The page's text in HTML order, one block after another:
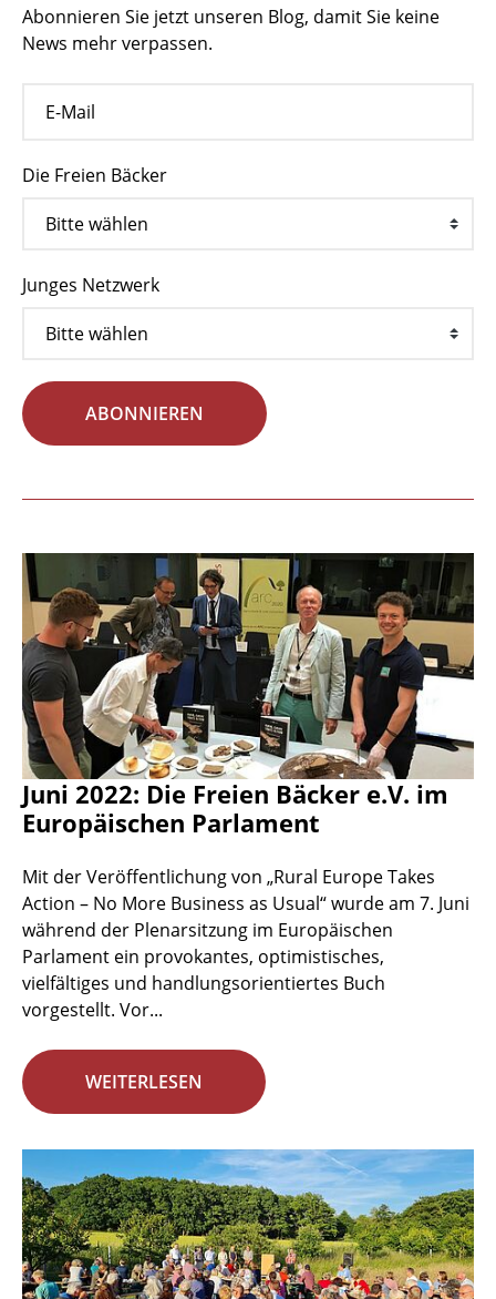
Abonnieren Sie jetzt unseren Blog, damit Sie keine
News mehr verpassen.
Die Freien Bäcker
Junges Netzwerk
ABONNIEREN
Juni 2022: Die Freien Bäcker e.V. im
Europäischen Parlament
Mit der Veröffentlichung von „Rural Europe Takes
Action – No More Business as Usual“ wurde am 7. Juni
während der Plenarsitzung im Europäischen
Parlament ein provokantes, optimistisches,
vielfältiges und handlungsorientiertes Buch
vorgestellt. Vor...
WEITERLESEN